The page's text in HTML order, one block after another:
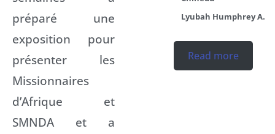
préparé une
exposition pour
présenter les
Missionnaires
d’Afrique et
SMNDA et a
Lyubah Humphrey A.
Read more